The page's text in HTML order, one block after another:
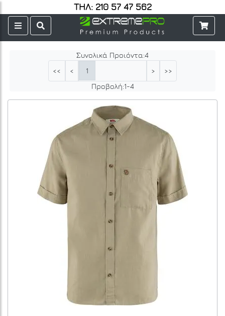
ΤΗΛ: 210 57 47 562
Συνολικά Προιόντα:4
<<
< 1 >
>>
Προβολή:1-4